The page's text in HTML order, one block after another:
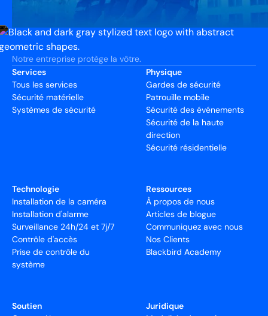
Notre entreprise protège la vôtre.
Services
Tous les services
Sécurité matérielle
Systèmes de sécurité
Physique
Gardes de sécurité
Patrouille mobile
Sécurité des événements
Sécurité de la haute
direction
Sécurité résidentielle
Technologie
Installation de la caméra
Installation d'alarme
Surveillance 24h/24 et 7j/7
Contrôle d'accès
Prise de contrôle du
système
Ressources
À propos de nous
Articles de blogue
Communiquez avec nous
Nos Clients
Blackbird Academy
Soutien
Juridique